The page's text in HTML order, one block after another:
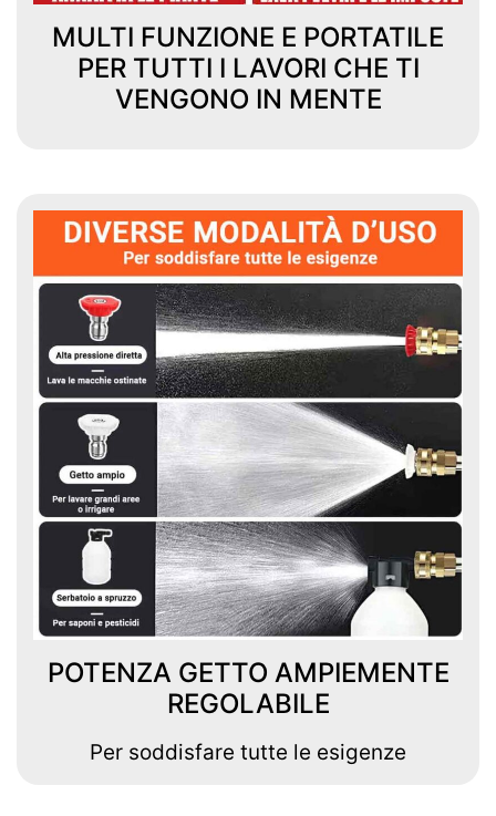
MULTI FUNZIONE E PORTATILE
PER TUTTI I LAVORI CHE TI
VENGONO IN MENTE
POTENZA GETTO AMPIEMENTE
REGOLABILE
Per soddisfare tutte le esigenze